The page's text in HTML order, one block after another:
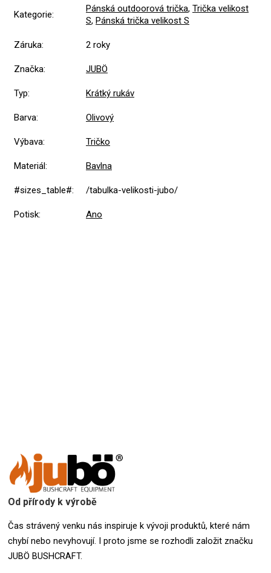
Kategorie:
Pánská outdoorová trička, Trička velikost
S, Pánská trička velikost S
Záruka: 2 roky
Značka: JUBÖ
Typ: Krátký rukáv
Barva: Olivový
Výbava: Tričko
Materiál: Bavlna
#sizes_table#: /tabulka-velikosti-jubo/
Potisk: Ano
Od přírody k výrobě
Čas strávený venku nás inspiruje k vývoji produktů, které nám
chybí nebo nevyhovují. I proto jsme se rozhodli založit značku
JUBÖ BUSHCRAFT.